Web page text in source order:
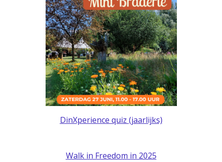
DinXperience quiz (jaarlijks)
Walk in Freedom in 2025